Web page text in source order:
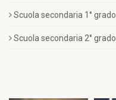
Scuola secondaria 1° grado
Scuola secondaria 2° grado